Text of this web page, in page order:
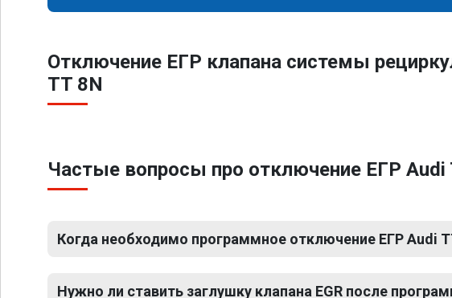
Отключение ЕГР клапана системы
TT 8N
Частые вопросы про отключение ЕГР
Когда необходимо программное отключение ЕГР Audi
Нужно ли ставить заглушку клапана EGR после